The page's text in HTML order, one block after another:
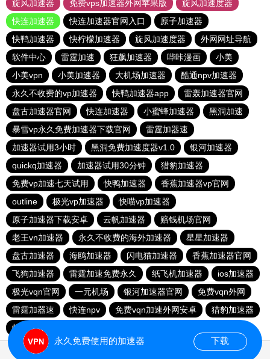
旋风加速器
免费vps加速器外网苹果版
旋风加速度器
快连加速器
快连加速器官网入口
原子加速器
快鸭加速器
快柠檬加速器 旋风加速度器
外网网址导航
软件中心
雷霆加速 狂飙加速器 哔咔漫画
小美
小美vpn
小美加速器 大机场加速器
酷通npv加速器
永久不收费的vp加速器
快鸭加速器app
雷轰加速器官网
盘古加速器官网
快连加速器 小蜜蜂加速器
黑洞加速
暴雪vp永久免费加速器下载官网
雷霆加器速
加速器试用3小时
黑洞免费加速度器v1.0
银河加速器
quickq加速器
加速器试用30分钟
猎豹加速器
免费vp加速七天试用
快鸭加速器
香蕉加速器vp官网
outline
极光vp加速器
快喵vp加速器
原子加速器下载安卓
云帆加速器
赔钱机场官网
老王vn加速器
永久不收费的海外加速器
星星加速器
盘古加速器
海鸥加速器 闪电猫加速器
香蕉加速器官网
飞狗加速器
雷霆加速免费永久 纸飞机加速器
ios加速器
极光vqn官网
一元机场 银河加速器官网
免费vqn外网
雷霆加器速
快连npv 免费vqn加速外网安卓
猎豹加速器
蚂蚁加速npv下载官网ios
永久免费使用的加速器 下载